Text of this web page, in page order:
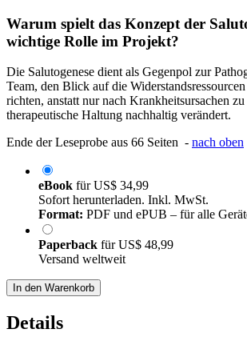
Warum spielt das Konzept der
wichtige Rolle im Projekt?
Die Salutogenese dient als Gegenpol zur
Team, den Blick auf die
richten, anstatt nur nach Krankheitsursachen
therapeutische Haltung nachhaltig verändert.
Ende der Leseprobe aus 66 Seiten - nach oben
eBook fürUS$ 34,99
Sofort herunterladen. Inkl. MwSt.
Format: PDF und ePUB – für alle
Paperback fürUS$ 48,99
Versand weltweit
In den Warenkorb
Details